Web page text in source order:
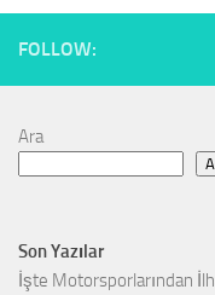
FOLLOW:
Ara
Son Yazılar
İşte Motorsporlarından